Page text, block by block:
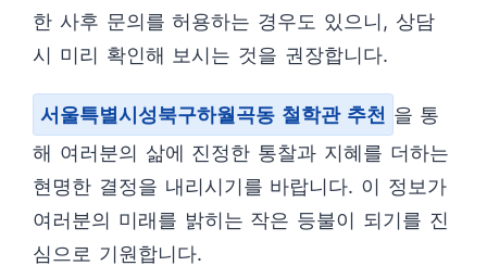
한 사후 문의를 허용하는 경우도 있으니, 상담
시 미리 확인해 보시는 것을 권장합니다.
서울특별시성북구하월곡동 철학관 추천 을 통
해 여러분의 삶에 진정한 통찰과 지혜를 더하는
현명한 결정을 내리시기를 바랍니다. 이 정보가
여러분의 미래를 밝히는 작은 등불이 되기를 진
심으로 기원합니다.